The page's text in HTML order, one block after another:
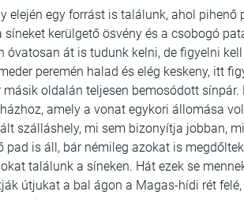
elején egy forrást is találunk, ahol
síneket kerülgető ösvény és a csobogó
óvatosan át is tudunk kelni, de figyelni
peremén halad és elég keskeny, itt
másik oldalán teljesen bemosódott
amely a vonat egykori állomása
szálláshely, mi sem bizonyítja jobban,
pad is áll, bár némileg azokat is
találunk a síneken. Hát ezek se
útjukat a bal ágon a Magas-hídi rét